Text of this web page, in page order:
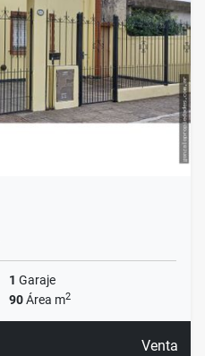
1 Garaje
90Área m2
Venta